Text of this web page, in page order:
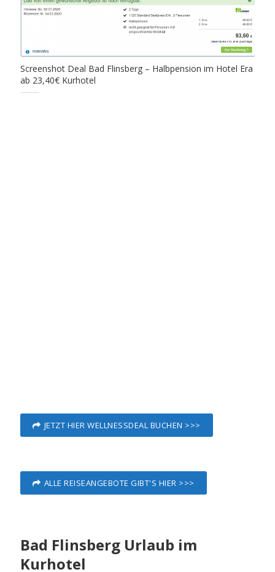
Screenshot Deal Bad Flinsberg – Halbpension im Hotel Era
ab 23,40€ Kurhotel
JETZT HIER WELLNESSDEAL BUCHEN >>>
ALLE REISEANGEBOTE GIBT'S HIER >>>
Bad Flinsberg Urlaub im
Kurhotel